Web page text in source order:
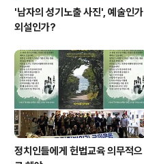
'남자의 성기노출 사진', 예술인가
외설인가?
정치인들에게 헌법교육 의무적으